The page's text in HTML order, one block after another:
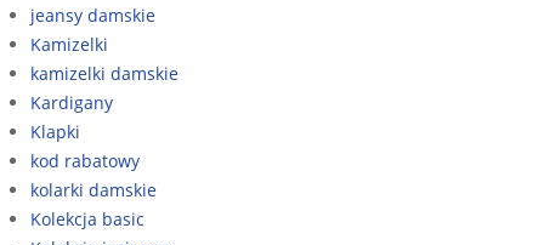
jeansy damskie
Kamizelki
kamizelki damskie
Kardigany
Klapki
kod rabatowy
kolarki damskie
Kolekcja basic